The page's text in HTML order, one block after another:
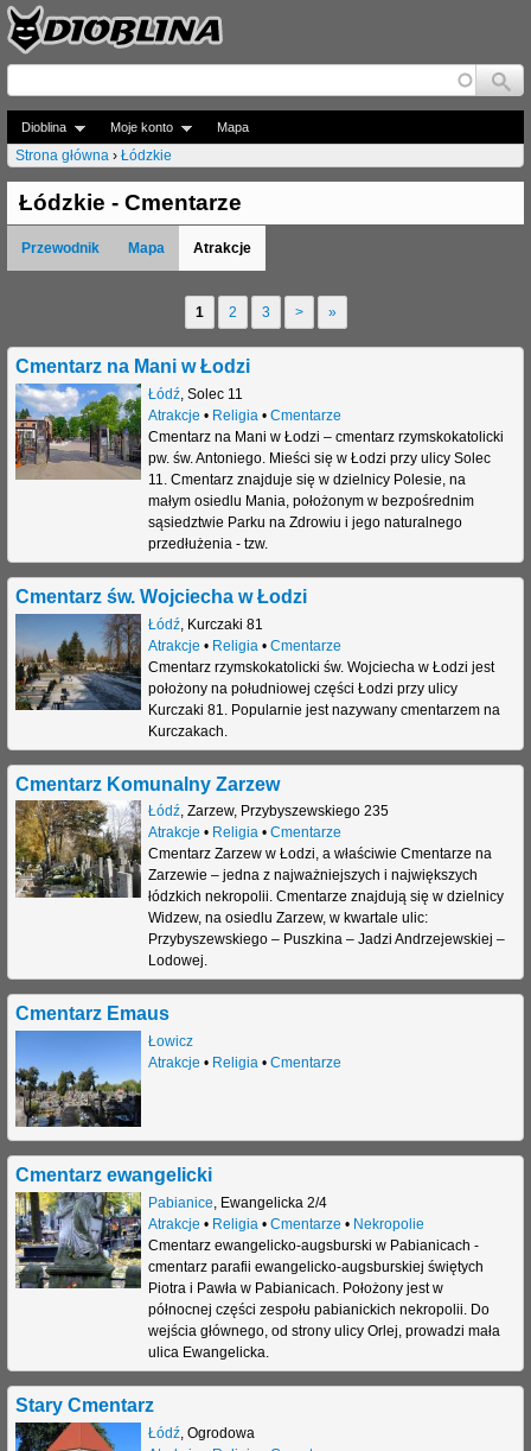
Jump to navigation
Dioblina Moje konto Mapa
J
e
s
ś
t
u
j
Strona główna › Łódzkie
Łódzkie - Cmentarze
Przewodnik Mapa Atrakcje
t
o
n
1 2 3 > »
Cmentarz na Mani w Łodzi
Łódź, Solec 11
Atrakcje • Religia • Cmentarze
Cmentarz na Mani w Łodzi – cmentarz rzymskokatolicki
pw. św. Antoniego. Mieści się w Łodzi przy ulicy Solec
11. Cmentarz znajduje się w dzielnicy Polesie, na
małym osiedlu Mania, położonym w bezpośrednim
sąsiedztwie Parku na Zdrowiu i jego naturalnego
przedłużenia - tzw.
Cmentarz św. Wojciecha w Łodzi
Łódź, Kurczaki 81
Atrakcje • Religia • Cmentarze
Cmentarz rzymskokatolicki św. Wojciecha w Łodzi jest
położony na południowej części Łodzi przy ulicy
Kurczaki 81. Popularnie jest nazywany cmentarzem na
Kurczakach.
Cmentarz Komunalny Zarzew
Łódź, Zarzew, Przybyszewskiego 235
Atrakcje • Religia• Cmentarze
Cmentarz Zarzew w Łodzi, a właściwie Cmentarze na
Zarzewie – jedna z najważniejszych i największych
łódzkich nekropolii. Cmentarze znajdują się w dzielnicy
Widzew, na osiedlu Zarzew, w kwartale ulic:
Przybyszewskiego – Puszkina – Jadzi Andrzejewskiej –
Lodowej.
Cmentarz Emaus
Łowicz
Atrakcje • Religia• Cmentarze
Cmentarz ewangelicki
Pabianice, Ewangelicka 2/4
Atrakcje • Religia• Cmentarze • Nekropolie
Cmentarz ewangelicko-augsburski w Pabianicach -
cmentarz parafii ewangelicko-augsburskiej świętych
Piotra i Pawła w Pabianicach. Położony jest w
północnej części zespołu pabianickich nekropolii. Do
wejścia głównego, od strony ulicy Orlej, prowadzi mała
ulica Ewangelicka.
Stary Cmentarz
Łódź, Ogrodowa